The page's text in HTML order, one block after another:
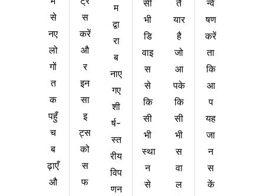
से
नए
लो
गों
त
क
पहुँ
च
ब
ढ़ाएँ
औ
स
करें
औ
र
इन
सा
इ
ट्स
को
स
फ
म
द्वा
रा
ब
नाए
गए
शी
र्ष-
स्त
रीय
विप
णन
सी
भी
डि
वाइ
स
से
कि
सी
भी
स्था
न
से
तै
यार
है
जो
आ
पके
कि
सी
भी
स
वा
ल
न्वे
षण
करें
ता
कि
आ
प
यह
जा
न
स
कें